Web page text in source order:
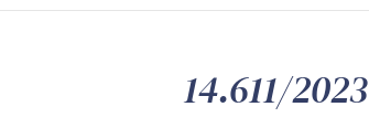
14.611/2023